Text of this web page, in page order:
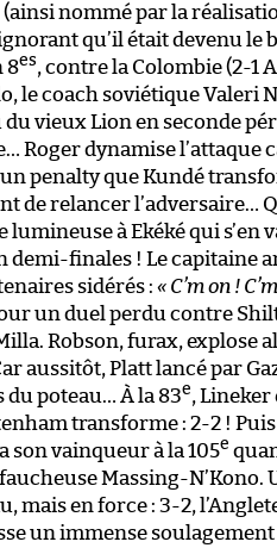
nommé par la
qu’il était devenu le
8es, contre la Colombie (2-1
le coach soviétique Valeri
du vieux Lion en seconde
Roger dynamise l’attaque
penalty que Kundé
de relancer l’adversaire…
lumineuse à Ekéké qui s’en
demi-finales ! Le capitaine
sidérés : « C’m on !
un duel perdu contre
Robson, furax, explose
aussitôt, Platt lancé par
du poteau… À la 83e, Lineker
transforme : 2-2 !
vainqueur à la 105e
Massing-N’Kono.
mais en force : 3-2,
un immense soulagement